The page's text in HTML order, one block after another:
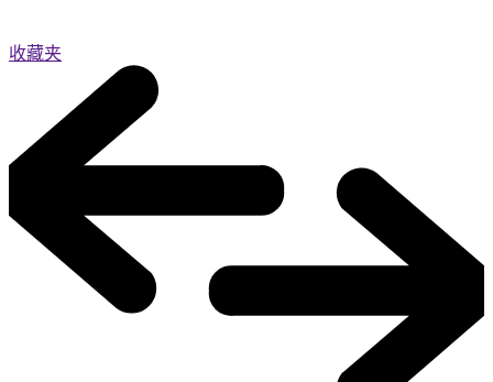
收藏夹